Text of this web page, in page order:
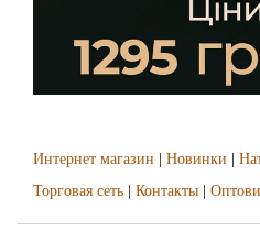
Интернет магазин | Новинки |
Торговая сеть | Контакты |